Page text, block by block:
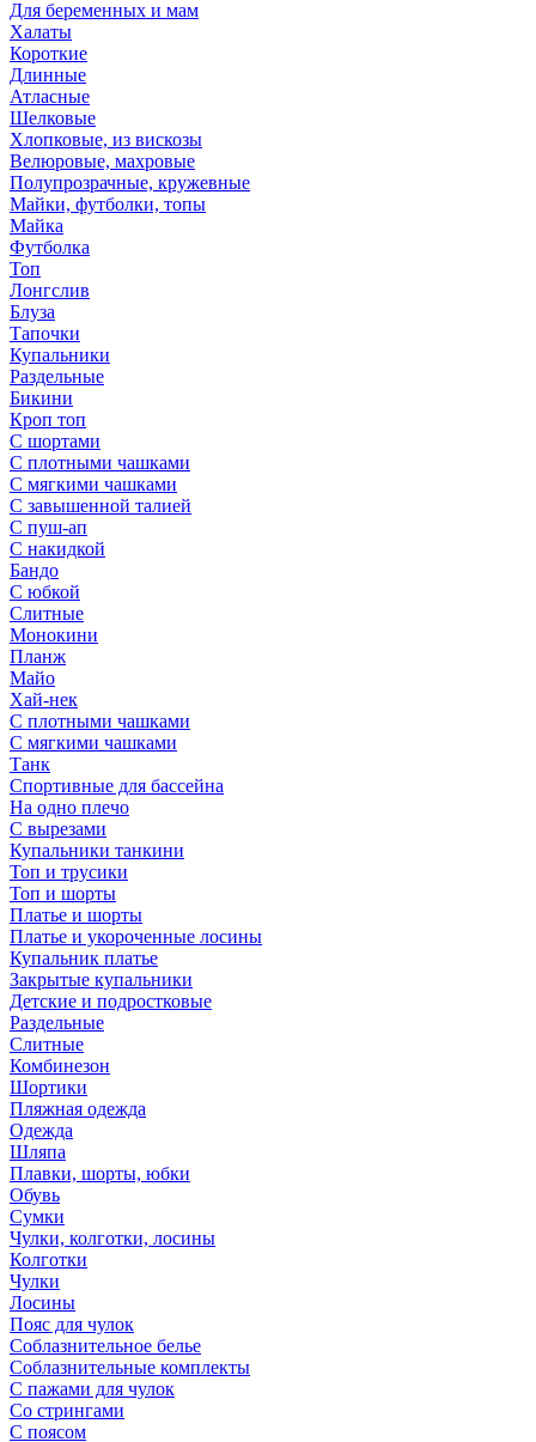
Для беременных и мам
Халаты
Короткие
Длинные
Атласные
Шелковые
Хлопковые, из вискозы
Велюровые, махровые
Полупрозрачные, кружевные
Майки, футболки, топы
Майка
Футболка
Топ
Лонгслив
Блуза
Тапочки
Купальники
Раздельные
Бикини
Кроп топ
С шортами
С плотными чашками
С мягкими чашками
С завышенной талией
С пуш-ап
С накидкой
Бандо
С юбкой
Слитные
Монокини
Планж
Майо
Хай-нек
С плотными чашками
С мягкими чашками
Танк
Спортивные для бассейна
На одно плечо
С вырезами
Купальники танкини
Топ и трусики
Топ и шорты
Платье и шорты
Платье и укороченные лосины
Купальник платье
Закрытые купальники
Детские и подростковые
Раздельные
Слитные
Комбинезон
Шортики
Пляжная одежда
Одежда
Шляпа
Плавки, шорты, юбки
Обувь
Сумки
Чулки, колготки, лосины
Колготки
Чулки
Лосины
Пояс для чулок
Соблазнительное белье
Соблазнительные комплекты
С пажами для чулок
Со стрингами
С поясом